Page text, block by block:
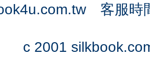
客服時
c 2001